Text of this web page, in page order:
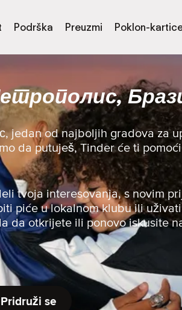
Podrška Preuzmi Poklon-
jedan od najboljih gradova za
da putuješ, Tinder će ti
tvoja interesovanja, s novim
piće u lokalnom klubu ili
da otkrijete ili ponovo iskusite
Pridruži se